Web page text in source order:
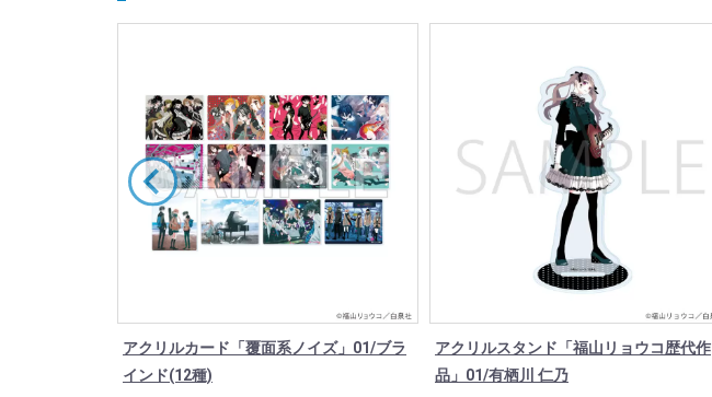
アクリルカード「覆面系ノイズ」01/ブラ
インド(12種)
アクリルスタンド「福山リョウコ歴代作
品」01/有栖川 仁乃